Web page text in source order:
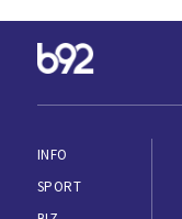
INFO
SPORT